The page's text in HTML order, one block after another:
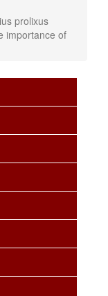
prolixus
importance of